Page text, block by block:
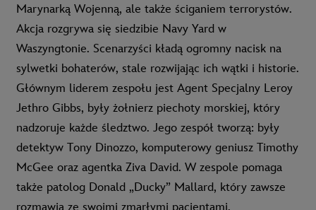
Marynarką Wojenną, ale także ściganiem terrorystów.
Akcja rozgrywa się siedzibie Navy Yard w
Waszyngtonie. Scenarzyści kładą ogromny nacisk na
sylwetki bohaterów, stale rozwijając ich wątki i historie.
Głównym liderem zespołu jest Agent Specjalny Leroy
Jethro Gibbs, były żołnierz piechoty morskiej, który
nadzoruje każde śledztwo. Jego zespół tworzą: były
detektyw Tony Dinozzo, komputerowy geniusz Timothy
McGee oraz agentka Ziva David. W zespole pomaga
także patolog Donald „Ducky” Mallard, który zawsze